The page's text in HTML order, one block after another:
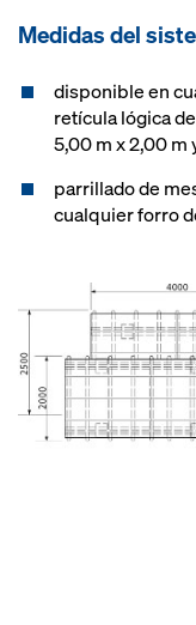
Medidas del
disponible en
retícula lógica
5,00 m x 2,00 m
parrillado de
cualquier forro